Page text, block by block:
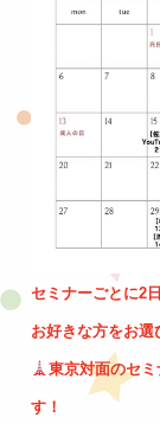
セミナーごとに2
お好きな方をお選
東京対面のセ
す！